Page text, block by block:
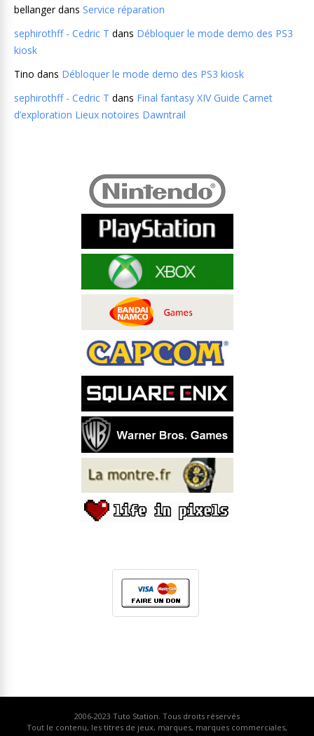
bellangerdans Service réparation
sephirothff - Cedric T dans Débloquer le mode demo des PS3
kiosk
Tino dans Débloquer le mode demo des PS3 kiosk
sephirothff - Cedric T dans Final fantasy XIV Guide Carnet
d’exploration Lieux notoires Dawntrail
2006-2023 Tuto Station . Tous droits réservés
Tout le contenu, les titres de jeux, marques, marques commerciales,